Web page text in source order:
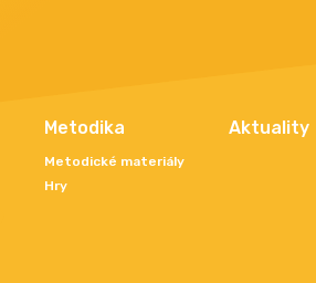
Metodika
Metodické materiály
Hry
Aktuality